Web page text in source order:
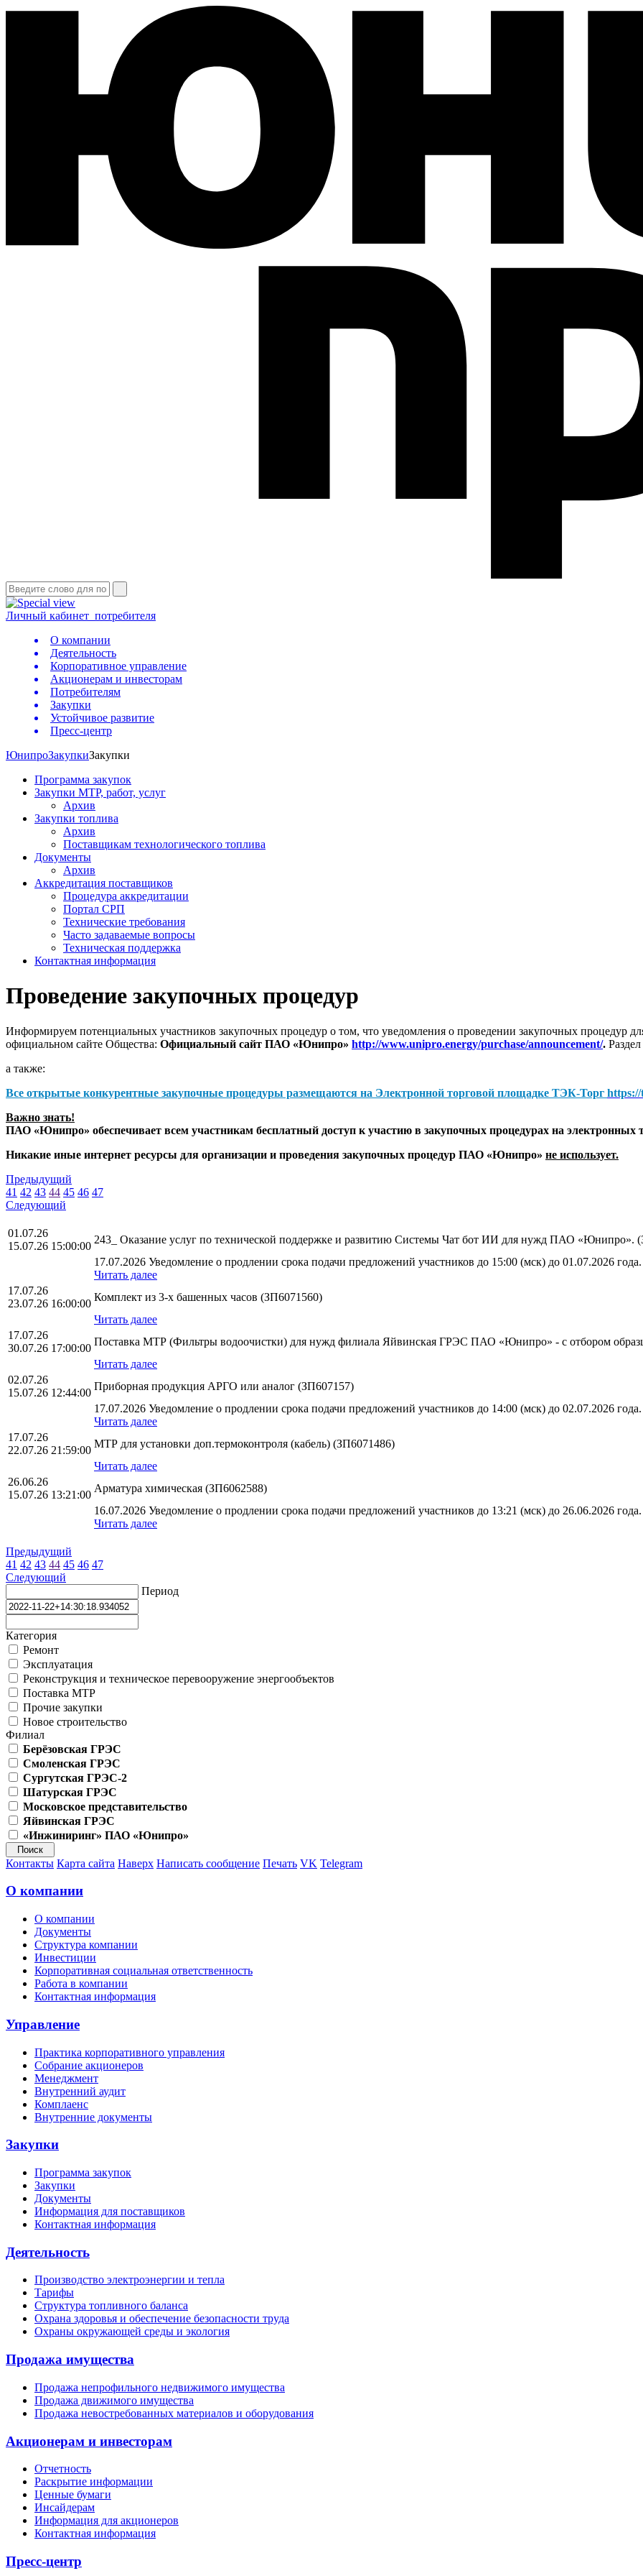
Личный кабинет потребителя
О компании
Деятельность
Корпоративное управление
Акционерам и инвесторам
Потребителям
Закупки
Устойчивое развитие
Пресс-центр
ЮнипроЗакупкиЗакупки
Программа закупок
Закупки МТР, работ, услуг
Архив
Закупки топлива
Архив
Поставщикам технологического топлива
Документы
Архив
Аккредитация поставщиков
Процедура аккредитации
Портал СРП
Технические требования
Часто задаваемые вопросы
Техническая поддержка
Контактная информация
Проведение закупочных процедур
Информируем потенциальных участников закупочных процедур о том, что уведомления о проведении закупочных
официальном сайте Общества: Официальный сайт ПАО «Юнипро» http://www.unipro.energy/purchase/announcement/.
а также:
Все открытые конкурентные закупочные процедуры размещаются на Электронной торговой площадке ТЭК-Торг
Важно знать!
ПАО «Юнипро» обеспечивает всем участникам бесплатный доступ к участию в закупочных процедурах на электронных
Никакие иные интернет ресурсы для организации и проведения закупочных процедур ПАО «Юнипро» не использует.
Предыдущий
41 42 43 44 45 46 47
Следующий
01.07.26
15.07.26 15:00:00
243_ Оказание услуг по технической поддержке и развитию Системы Чат бот ИИ для нужд ПАО «Юнипро».
17.07.2026 Уведомление о продлении срока подачи предложений участников до 15:00 (мск) до 01.07.2026 года.
Читать далее
17.07.26
23.07.26 16:00:00
Комплект из 3-х башенных часов (ЗП6071560)
Читать далее
17.07.26
30.07.26 17:00:00
Поставка МТР (Фильтры водоочистки) для нужд филиала Яйвинская ГРЭС ПАО «Юнипро» - с отбором
Читать далее
02.07.26
15.07.26 12:44:00
Приборная продукция АРГО или аналог (ЗП607157)
17.07.2026 Уведомление о продлении срока подачи предложений участников до 14:00 (мск) до 02.07.2026 года.
Читать далее
17.07.26
22.07.26 21:59:00
МТР для установки доп.термоконтроля (кабель) (ЗП6071486)
Читать далее
26.06.26
15.07.26 13:21:00
Арматура химическая (ЗП6062588)
16.07.2026 Уведомление о продлении срока подачи предложений участников до 13:21 (мск) до 26.06.2026 года.
Читать далее
Предыдущий
41 42 43 44 45 46 47
Следующий
Период
Категория
Ремонт
Эксплуатация
Реконструкция и техническое перевооружение энергообъектов
Поставка МТР
Прочие закупки
Новое строительство
Филиал
Берёзовская ГРЭС
Смоленская ГРЭС
Сургутская ГРЭС-2
Шатурская ГРЭС
Московское представительство
Яйвинская ГРЭС
«Инжиниринг» ПАО «Юнипро»
Контакты Карта сайта Наверх Написать сообщение Печать VK Telegram
О компании
О компании
Документы
Структура компании
Инвестиции
Корпоративная социальная ответственность
Работа в компании
Контактная информация
Управление
Практика корпоративного управления
Собрание акционеров
Менеджмент
Внутренний аудит
Комплаенс
Внутренние документы
Закупки
Программа закупок
Закупки
Документы
Информация для поставщиков
Контактная информация
Деятельность
Производство электроэнергии и тепла
Тарифы
Структура топливного баланса
Охрана здоровья и обеспечение безопасности труда
Охраны окружающей среды и экология
Продажа имущества
Продажа непрофильного недвижимого имущества
Продажа движимого имущества
Продажа невостребованных материалов и оборудования
Акционерам и инвесторам
Отчетность
Раскрытие информации
Ценные бумаги
Инсайдерам
Информация для акционеров
Контактная информация
Пресс-центр